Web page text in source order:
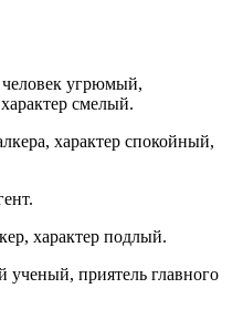
угрюмый,
смелый.
характер спокойный,
характер подлый.
приятель главного